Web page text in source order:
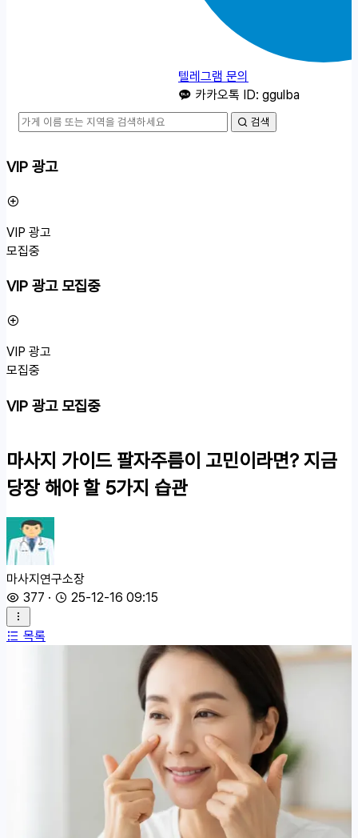
텔레그램 문의
카카오톡 ID: ggulba
검색
VIP 광고
VIP 광고
모집중
VIP 광고 모집중
VIP 광고
모집중
VIP 광고 모집중
마사지 가이드 팔자주름이 고민이라면? 지금
당장 해야 할 5가지 습관
마사지연구소장
377 · 25-12-16 09:15
목록